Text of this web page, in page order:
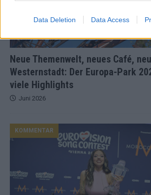
Data Deletion Data Access
Neue Themenwelt, neues Café,
Westernstadt: Der Europa-Park
viele Highlights
Juni 2026
KOMMENTAR